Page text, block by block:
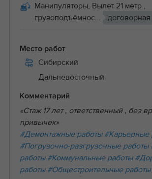
Манипуляторы, Вылет 21 метр ,
грузоподъёмнос...
договорная
Место работ
Сибирский
Дальневосточный
Комментарий
«Стаж 17 лет , ответственный , без
привычек»
#Демонтажные работы #Карьерные
#Погрузочно-разгрузочные работы
работы #Коммунальные работы
работы #Общестроительные работы